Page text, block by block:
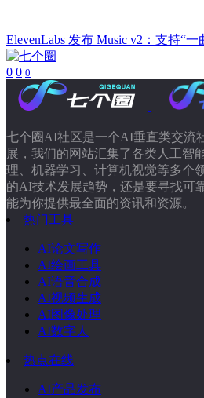
ElevenLabs 发布 Music v2：支持“
0 0 0
七个圈AI社区是一个AI垂直类交流
展，我们的网站汇集了各类人工智
理、机器学习、计算机视觉等多个
的AI技术发展趋势，还是要寻找可
能为你提供最全面的资讯和资源。
热门工具
AI论文写作
AI绘画工具
AI语音合成
AI视频生成
AI图像处理
AI数字人
热点在线
AI产品发布